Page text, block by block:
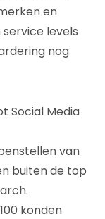
en
levels
nog
Social Media
van
buiten de top
konden